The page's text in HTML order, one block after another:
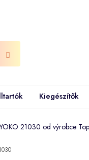
Kiegészítők
21030 od výrobce